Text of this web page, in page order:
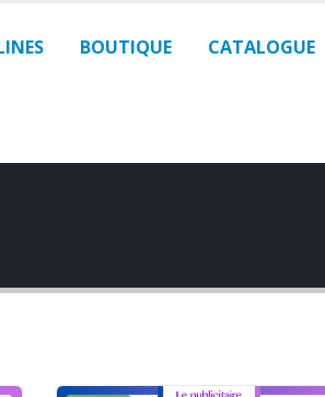
BOUTIQUE CATALOGUE